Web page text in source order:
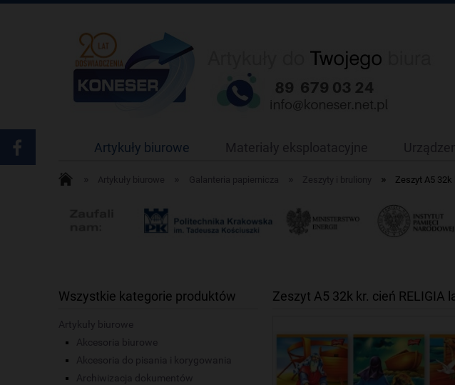
Artykuły biurowe Materiały eksploatacyjne
Artykuły biurowe Galanteria papiernicza Zeszyty i bruliony » Zeszyt A5 32k
Wszystkie kategorie produktów
Artykuły biurowe
Akcesoria biurowe
Akcesoria do pisania i korygowania
Archiwizacja dokumentów
Zeszyt A5 32k kr. cień RELIGIA